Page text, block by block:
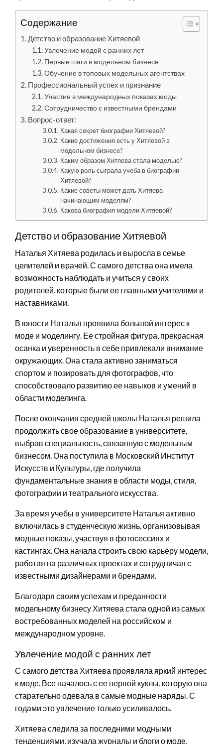
Содержание
Детство и образование Хитяевой
Увлечение модой с ранних лет
Первые шаги в модельном бизнесе
Обучение в топовых модельных агентствах
Профессиональный успех и признание
Участие в международных показах моды
Сотрудничество с известными брендами
Вопрос-ответ:
Какая секрет биографии Хитяевой?
Какие достижения есть у Хитяевой в
модельном бизнесе?
Каким образом Хитяева стала моделью?
Какую роль сыграла учеба в биографии
Хитяевой?
Какие советы может дать Хитяева
начинающим моделям?
Какова биография модели Хитяевой?
Детство и образование Хитяевой
Наталья Хитяева родилась и выросла в семье
целителей и врачей. С самого детства она имела
возможность наблюдать и учиться у своих
родителей, которые были ее главными учителями и
наставниками.
В юности Наталья проявила большой интерес к
моде и моделингу. Ее стройная фигура, прекрасная
осанка и уверенность в себе привлекали внимание
окружающих. Она стала активно заниматься
спортом и позировать для фотографов, что
способствовало развитию ее навыков и умений в
области моделинга.
После окончания средней школы Наталья решила
продолжить свое образование в университете,
выбрав специальность, связанную с модельным
бизнесом. Она поступила в Московский Институт
Искусств и Культуры, где получила
фундаментальные знания в области моды, стиля,
фотографии и театрального искусства.
За время учебы в университете Наталья активно
включилась в студенческую жизнь, организовывая
модные показы, участвуя в фотосессиях и
кастингах. Она начала строить свою карьеру модели,
работая на различных проектах и сотрудничая с
известными дизайнерами и брендами.
Благодаря своим успехам и преданности
модельному бизнесу Хитяева стала одной из самых
востребованных моделей на российском и
международном уровне.
Увлечение модой с ранних лет
С самого детства Хитяева проявляла яркий интерес
к моде. Все началось с ее первой куклы, которую она
старательно одевала в самые модные наряды. С
годами это увлечение только усиливалось.
Хитяева следила за последними модными
тенденциями, изучала журналы и блоги о моде,